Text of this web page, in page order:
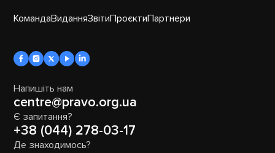
КомандаВиданняЗвітиПроєктиПартнери
Напишіть нам
centre@pravo.org.ua
Є запитання?
+38 (044) 278-03-17
Де знаходимось?